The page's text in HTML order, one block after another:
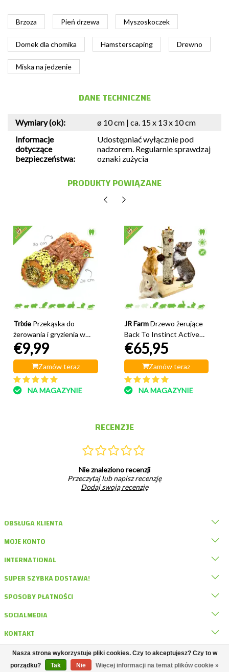
Brzoza Pień drzewa Myszoskoczek
Domek dla chomika Hamsterscaping Drewno
Miska na jedzenie
DANE TECHNICZNE
Wymiary (ok):
ø 10 cm | ca. 15 x 13 x 10 cm
Informacje
dotyczące
bezpieczeństwa:
Udostępniać wyłącznie pod
nadzorem. Regularnie sprawdzaj
oznaki zużycia
PRODUKTY POWIĄZANE
Trixie Przekąska do
żerowania i gryzienia w
tunelu z bali
€9,99
Zamów teraz
NA MAGAZYNIE
JR Farm Drzewo żerujące
Back To Instinct Active
58 cm
€65,95
Zamów teraz
NA MAGAZYNIE
RECENZJE
Nie znaleziono recenzji
Przeczytaj lub napisz recenzję
Dodaj swoją recenzję
OBSŁUGA KLIENTA
MOJE KONTO
INTERNATIONAL
SUPER SZYBKA DOSTAWA!
SPOSOBY PŁATNOŚCI
SOCIALMEDIA
KONTAKT
© DRD Knaagdierwinkel
Nasza strona wykorzystuje pliki cookies. Czy to akceptujesz? Czy to w
porządku?
Tak Nie Więcej informacji na temat plików cookie »